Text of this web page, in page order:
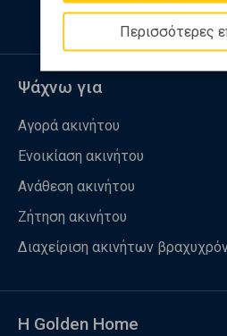
Περισσότερες
Ψάχνω για
Αγορά ακινήτου
Ενοικίαση ακινήτου
Ανάθεση ακινήτου
Ζήτηση ακινήτου
Διαχείριση ακινήτων
Η Golden Home